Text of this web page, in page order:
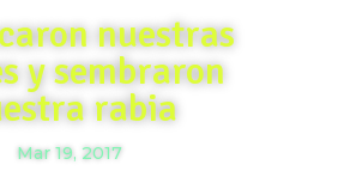
nuestras
y sembraron
rabia
Mar 19, 2017